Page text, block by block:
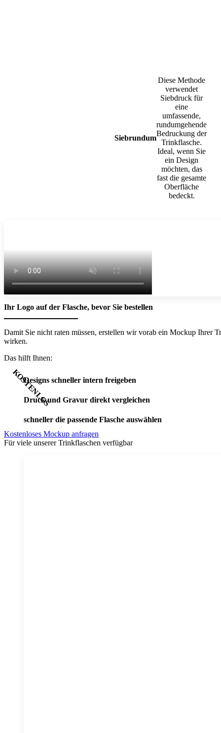
Siebrundum
Diese Methode
verwendet
Siebdruck für
eine
umfassende,
rundumgehende
Bedruckung der
Trinkflasche.
Ideal, wenn Sie
ein Design
möchten, das
fast die gesamte
Oberfläche
bedeckt.
Ihr Logo auf der Flasche, bevor Sie bestellen
Damit Sie nicht raten müssen, erstellen wir vorab ein Mockup Ihrer
wirken.
Das hilft Ihnen:
Designs schneller intern freigeben
Druck und Gravur direkt vergleichen
schneller die passende Flasche auswählen
Kostenloses Mockup anfragen
Für viele unserer Trinkflaschen verfügbar